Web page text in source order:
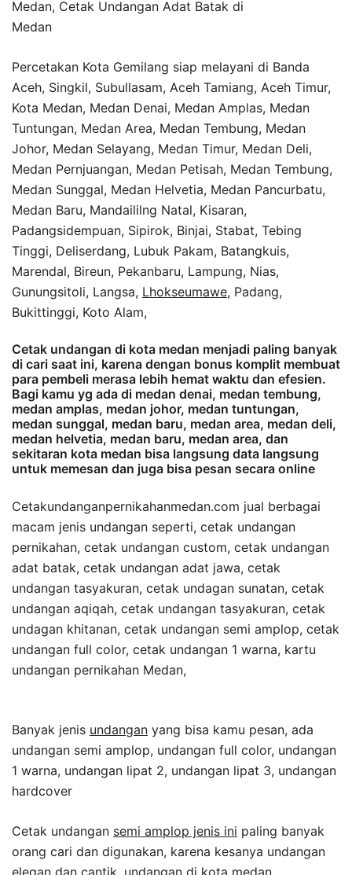
Percetakan Kota Gemilang siap melayani di Banda
Aceh, Singkil, Subullasam, Aceh Tamiang, Aceh Timur,
Kota Medan, Medan Denai, Medan Amplas, Medan
Tuntungan, Medan Area, Medan Tembung, Medan
Johor, Medan Selayang, Medan Timur, Medan Deli,
Medan Pernjuangan, Medan Petisah, Medan Tembung,
Medan Sunggal, Medan Helvetia, Medan Pancurbatu,
Medan Baru, Mandaililng Natal, Kisaran,
Padangsidempuan, Sipirok, Binjai, Stabat, Tebing
Tinggi, Deliserdang, Lubuk Pakam, Batangkuis,
Marendal, Bireun, Pekanbaru, Lampung, Nias,
Gunungsitoli, Langsa, Lhokseumawe, Padang,
Bukittinggi, Koto Alam,
Cetak undangan di kota medan menjadi paling banyak
di cari saat ini, karena dengan bonus komplit membuat
para pembeli merasa lebih hemat waktu dan efesien.
Bagi kamu yg ada di medan denai, medan tembung,
medan amplas, medan johor, medan tuntungan,
medan sunggal, medan baru, medan area, medan deli,
medan helvetia, medan baru, medan area, dan
sekitaran kota medan bisa langsung data langsung
untuk memesan dan juga bisa pesan secara online
Cetakundanganpernikahanmedan.com jual berbagai
macam jenis undangan seperti, cetak undangan
pernikahan, cetak undangan custom, cetak undangan
adat batak, cetak undangan adat jawa, cetak
undangan tasyakuran, cetak undagan sunatan, cetak
undangan aqiqah, cetak undangan tasyakuran, cetak
undagan khitanan, cetak undangan semi amplop, cetak
undangan full color, cetak undangan 1 warna, kartu
undangan pernikahan Medan,
Banyak jenis undangan yang bisa kamu pesan, ada
undangan semi amplop, undangan full color, undangan
1 warna, undangan lipat 2, undangan lipat 3, undangan
hardcover
Cetak undangan semi amplop jenis ini paling banyak
orang cari dan digunakan, karena kesanya undangan
elegan dan cantik, undangan di kota medan